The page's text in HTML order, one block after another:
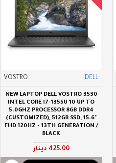
DELL
VOSTRO
NEW LAPTOP DELL VOSTRO 3530
INTEL CORE I7-1355U 10 UP TO
5.0GHZ PROCESSOR 8GB DDR4
(CUSTOMIZED), 512GB SSD, 15.6"
FHD 120HZ - 13TH GENERATION /
BLACK
425.00 دينار